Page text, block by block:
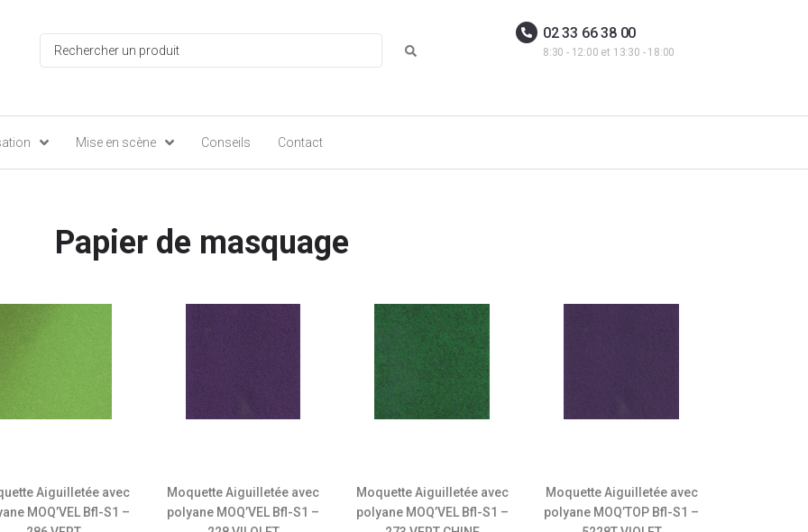
02 33 66 38 00
8:30 - 12:00 et 13:30 - 18:00
Mise en scène Conseils Contact
Papier de masquage
Aiguilletée avec
MOQ’VEL Bfl-S1 –
Moquette Aiguilletée avec
polyane MOQ’VEL Bfl-S1 –
Moquette Aiguilletée avec
polyane MOQ’VEL Bfl-S1 –
Moquette Aiguilletée avec
polyane MOQ’TOP Bfl-S1 –